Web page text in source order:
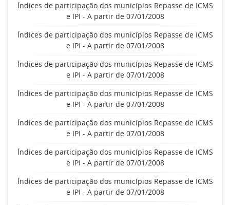
Índices de participação dos municípios Repasse de ICMS
e IPI - A partir de 07/01/2008
Índices de participação dos municípios Repasse de ICMS
e IPI - A partir de 07/01/2008
Índices de participação dos municípios Repasse de ICMS
e IPI - A partir de 07/01/2008
Índices de participação dos municípios Repasse de ICMS
e IPI - A partir de 07/01/2008
Índices de participação dos municípios Repasse de ICMS
e IPI - A partir de 07/01/2008
Índices de participação dos municípios Repasse de ICMS
e IPI - A partir de 07/01/2008
Índices de participação dos municípios Repasse de ICMS
e IPI - A partir de 07/01/2008